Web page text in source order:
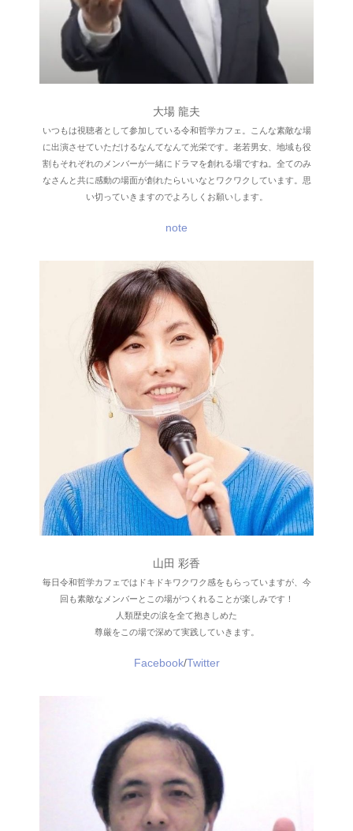
大場 龍夫
いつもは視聴者として参加している令和哲学カフェ。こんな素敵な場
に出演させていただけるなんてなんて光栄です。老若男女、地域も役
割もそれぞれのメンバーが一緒にドラマを創れる場ですね。全てのみ
なさんと共に感動の場面が創れたらいいなとワクワクしています。思
い切っていきますのでよろしくお願いします。
note
山田 彩香
毎日令和哲学カフェではドキドキワクワク感をもらっていますが、今
回も素敵なメンバーとこの場がつくれることが楽しみです！
人類歴史の涙を全て抱きしめた
尊厳をこの場で深めて実践していきます。
Facebook/Twitter